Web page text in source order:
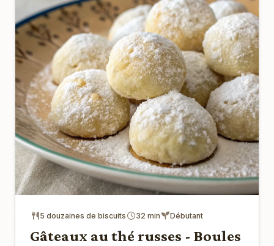
5 douzaines de biscuits 32 min Débutant
Gâteaux au thé russes - Boules